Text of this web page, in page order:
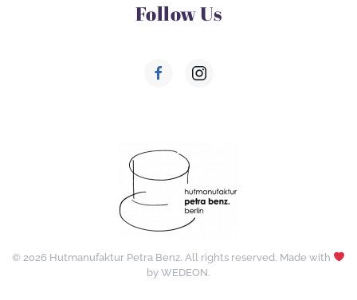
Follow Us
©2026 Hutmanufaktur Petra Benz. All rights reserved. Made with
by WEDEON.